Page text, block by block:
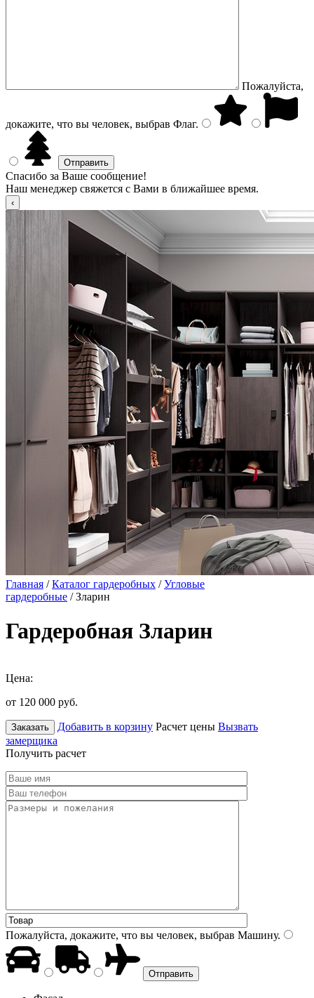
Пожалуйста,
докажите, что вы человек, выбрав Флаг.
Спасибо за Ваше сообщение!
Наш менеджер свяжется с Вами в ближайшее время.
Главная /Каталог гардеробных /Угловые
гардеробные / Зларин
Гардеробная Зларин
Цена:
от 120 000 руб.
Заказать Добавить в корзину Расчет цены Вызвать
замерщика
Получить расчет
Пожалуйста, докажите, что вы человек, выбрав Машину.